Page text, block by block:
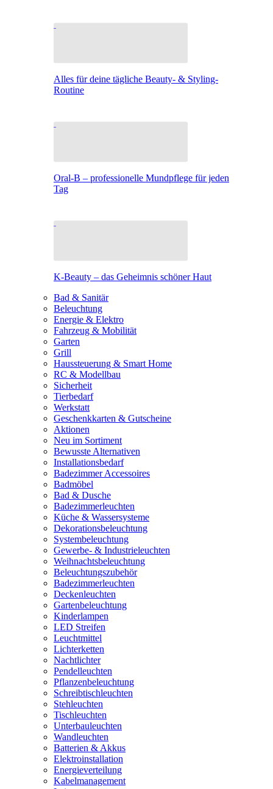
Alles für deine tägliche Beauty- & Styling-
Routine
Oral-B – professionelle Mundpflege für jeden
Tag
K-Beauty – das Geheimnis schöner Haut
Bad & Sanitär
Beleuchtung
Energie & Elektro
Fahrzeug & Mobilität
Garten
Grill
Haussteuerung & Smart Home
RC & Modellbau
Sicherheit
Tierbedarf
Werkstatt
Geschenkkarten & Gutscheine
Aktionen
Neu im Sortiment
Bewusste Alternativen
Installationsbedarf
Badezimmer Accessoires
Badmöbel
Bad & Dusche
Badezimmerleuchten
Küche & Wassersysteme
Dekorationsbeleuchtung
Systembeleuchtung
Gewerbe- & Industrieleuchten
Weihnachtsbeleuchtung
Beleuchtungszubehör
Badezimmerleuchten
Deckenleuchten
Gartenbeleuchtung
Kinderlampen
LED Streifen
Leuchtmittel
Lichterketten
Nachtlichter
Pendelleuchten
Pflanzenbeleuchtung
Schreibtischleuchten
Stehleuchten
Tischleuchten
Unterbauleuchten
Wandleuchten
Batterien & Akkus
Elektroinstallation
Energieverteilung
Kabelmanagement